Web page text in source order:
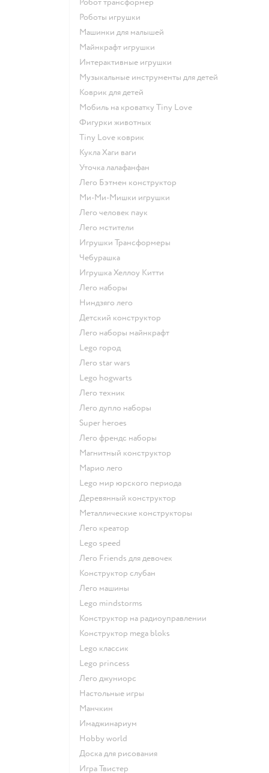
Робот трансформер
Роботы игрушки
Машинки для малышей
Майнкрафт игрушки
Интерактивные игрушки
Музыкальные инструменты для детей
Коврик для детей
Мобиль на кроватку Tiny Love
Фигурки животных
Tiny Love коврик
Кукла Хаги ваги
Уточка лалафанфан
Лего Бэтмен конструктор
Ми-Ми-Мишки игрушки
Лего человек паук
Лего мстители
Игрушки Трансформеры
Чебурашка
Игрушка Хеллоу Китти
Лего наборы
Ниндзяго лего
Детский конструктор
Лего наборы майнкрафт
Lego город
Лего star wars
Lego hogwarts
Лего техник
Лего дупло наборы
Super heroes
Лего френдс наборы
Магнитный конструктор
Марио лего
Lego мир юрского периода
Деревянный конструктор
Металлические конструкторы
Лего креатор
Lego speed
Лего Friends для девочек
Конструктор слубан
Лего машины
Lego mindstorms
Конструктор на радиоуправлении
Конструктор mega bloks
Lego классик
Lego princess
Лего джуниорс
Настольные игры
Манчкин
Имаджинариум
Hobby world
Доска для рисования
Игра Твистер